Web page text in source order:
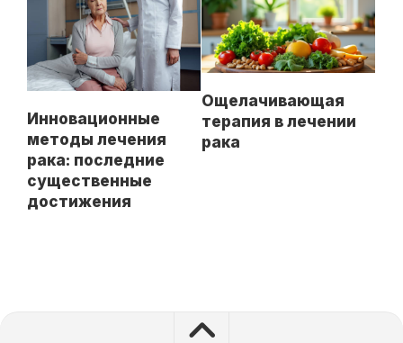
Инновационные
методы лечения
рака: последние
существенные
достижения
Ощелачивающая
терапия в лечении
рака